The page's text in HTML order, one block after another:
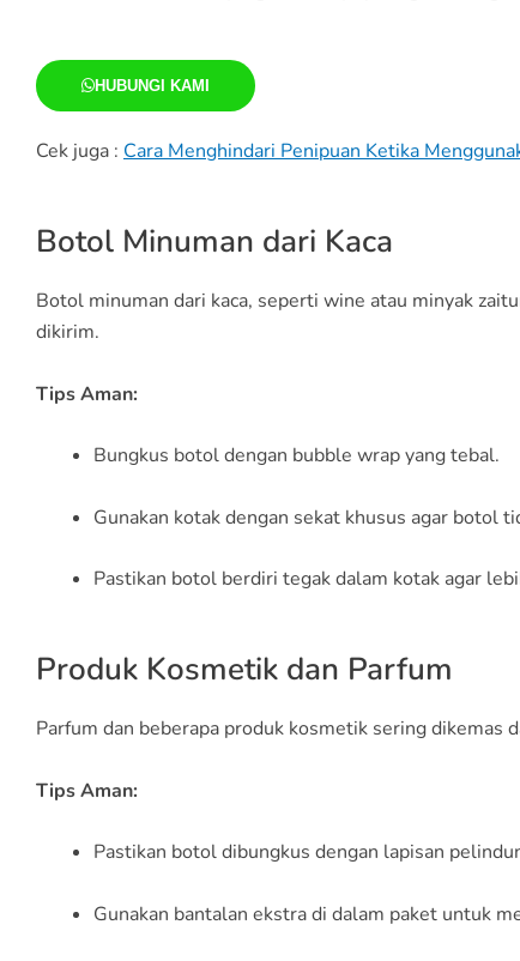
HUBUNGI KAMI
Cek juga : Cara Menghindari Penipuan Ketika
Botol Minuman dari Kaca
Botol minuman dari kaca, seperti wine atau minyak
dikirim.
Tips Aman:
Bungkus botol dengan bubble wrap yang tebal.
Gunakan kotak dengan sekat khusus agar botol
Pastikan botol berdiri tegak dalam kotak agar
Produk Kosmetik dan Parfum
Parfum dan beberapa produk kosmetik sering dikemas
Tips Aman:
Pastikan botol dibungkus dengan lapisan
Gunakan bantalan ekstra di dalam paket untuk